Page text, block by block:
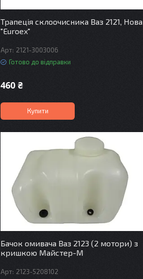
Трапеція склоочисника Ваз 2121, Нова
"Euroex"
2121-3003006
Готово до відправки
460 ₴
Купити
Бачок омивача Ваз 2123 (2 мотори) з
кришкою Майстер-М
2123-5208102